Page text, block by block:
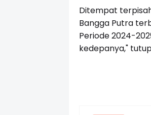
Ditempat
Bangga Putra
Periode 2024-
kedepanya,"